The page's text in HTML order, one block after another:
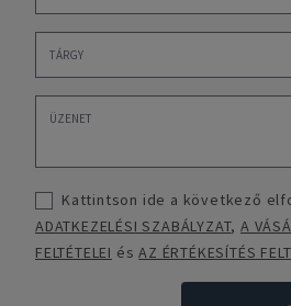
Kattintson ide a következő
ADATKEZELÉSI SZABÁLYZAT,A
FELTÉTELEI ésAZ ÉRTÉKESÍTÉS